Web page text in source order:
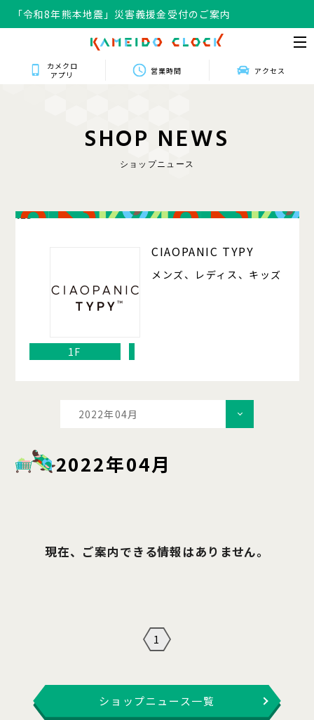
「令和8年熊本地震」災害義援金受付のご案内
カメクロ
アプリ
営業時間 アクセス
SHOP NEWS
ショップニュース
125
CIAOPANIC TYPY
メンズ、レディス、キッズ
1F
2022年04月
2022年04月
現在、ご案内できる情報はありません。
1
ショップニュース一覧